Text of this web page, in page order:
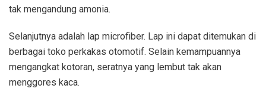
tak mengandung amonia.
Selanjutnya adalah lap microfiber. Lap ini dapat ditemukan di
berbagai toko perkakas otomotif. Selain kemampuannya
mengangkat kotoran, seratnya yang lembut tak akan
menggores kaca.